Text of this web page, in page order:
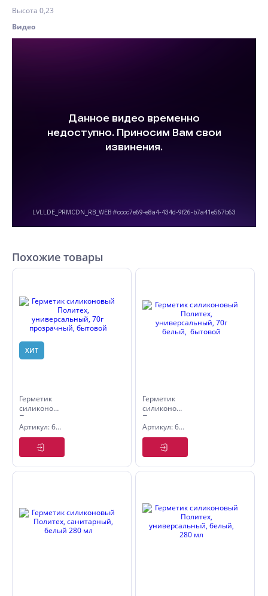
Высота 0,23
Видео
Похожие товары
ХИТ
Герметик
силиконовый
Политех,
универсальный,
70г
прозрачный,
бытовой
Артикул: 6507505
Герметик
силиконовый
Политех,
универсальный,
70г белый,
бытовой
Артикул: 6507507